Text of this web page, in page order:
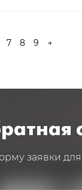
7 8 9 →
заявки